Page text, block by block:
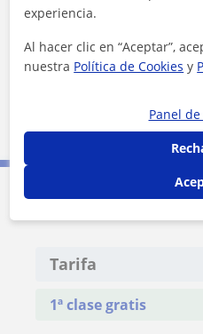
3 mi
Contacta con
Tarifa
1ª clase gratis
experiencia.
Al hacer clic en “Aceptar”,
nuestra Política de Cookies y
Panel